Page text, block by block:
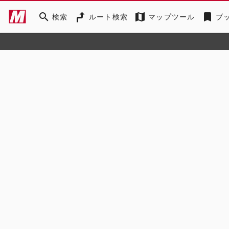
search 検索 ルート検索 map マップツール bookmark ブ